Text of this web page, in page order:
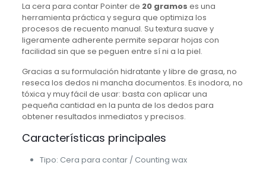
La cera para contar Pointer de 20 gramos es una
herramienta práctica y segura que optimiza los
procesos de recuento manual. Su textura suave y
ligeramente adherente permite separar hojas con
facilidad sin que se peguen entre sí ni a la piel.
Gracias a su formulación hidratante y libre de grasa, no
reseca los dedos ni mancha documentos. Es inodora, no
tóxica y muy fácil de usar: basta con aplicar una
pequeña cantidad en la punta de los dedos para
obtener resultados inmediatos y precisos.
Características principales
Tipo: Cera para contar / Counting wax